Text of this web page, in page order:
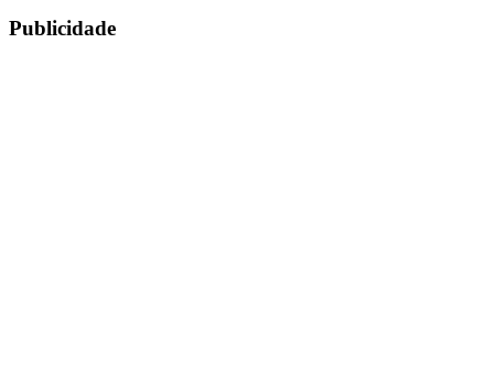
Publicidade